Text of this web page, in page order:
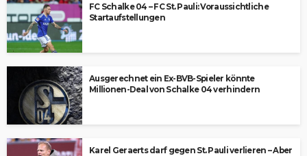
FC Schalke 04 – FC St. Pauli: Voraussichtliche
Startaufstellungen
Ausgerechnet ein Ex-BVB-Spieler könnte
Millionen-Deal von Schalke 04 verhindern
Karel Geraerts darf gegen St. Pauli verlieren – Aber